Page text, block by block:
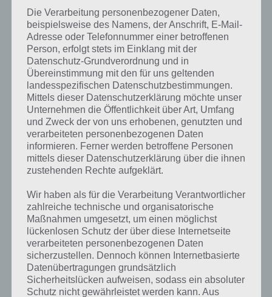
oben läuft, gibt es verschiedene Elemente. An einigen Banden kann
der Ball abprallen, an anderen sollte man nicht gegentreffen. Zudem
gibt es bei Zlatan Legends Booster, verzweigte Wege und mehr. Nur
mit einer guten Strategie und schnellen Schüssen wirst du es
schaffen als erster das Ziel zu erreichen.
Gute Grafik, überladene Menüs
Die Grafik von Zlatan Legends kann vollends überzeugen, auch wenn
dafür über 1GB Speicherplatz auf dem Gerät zur Verfügung stehen
muss. Etwas überladen finde ich jedoch die Menüs. Stets muss man
in einzelne Rubriken reingehen, dort Upgrades vornehmen. Vor
nachdem man Zlatan Legends einige male gespielt hat, wird man
dies besser verstehen. Problematisch ist, dass Zlatan Legends nur
auf Englisch verfügbar ist. Willst du also die einzelnen Elemente
besser verstehen, solltest du über gute Englischkenntnisse verfügen.
Trailer Video zu Zlatan Legends
Die Verarbeitung personenbezogener Daten,
beispielsweise des Namens, der Anschrift, E-Mail-
Adresse oder Telefonnummer einer betroffenen
Person, erfolgt stets im Einklang mit der
Datenschutz-Grundverordnung und in
Übereinstimmung mit den für uns geltenden
landesspezifischen Datenschutzbestimmungen.
Mittels dieser Datenschutzerklärung möchte unser
Unternehmen die Öffentlichkeit über Art, Umfang
und Zweck der von uns erhobenen, genutzten und
verarbeiteten personenbezogenen Daten
informieren. Ferner werden betroffene Personen
mittels dieser Datenschutzerklärung über die ihnen
zustehenden Rechte aufgeklärt.
Wir haben als für die Verarbeitung Verantwortlicher
zahlreiche technische und organisatorische
Maßnahmen umgesetzt, um einen möglichst
lückenlosen Schutz der über diese Internetseite
verarbeiteten personenbezogenen Daten
sicherzustellen. Dennoch können Internetbasierte
Datenübertragungen grundsätzlich
Sicherheitslücken aufweisen, sodass ein absoluter
Schutz nicht gewährleistet werden kann. Aus